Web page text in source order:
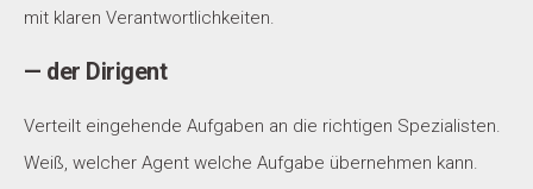
mit klaren Verantwortlichkeiten.
— der Dirigent
Verteilt eingehende Aufgaben an die richtigen Spezialisten.
Weiß, welcher Agent welche Aufgabe übernehmen kann.